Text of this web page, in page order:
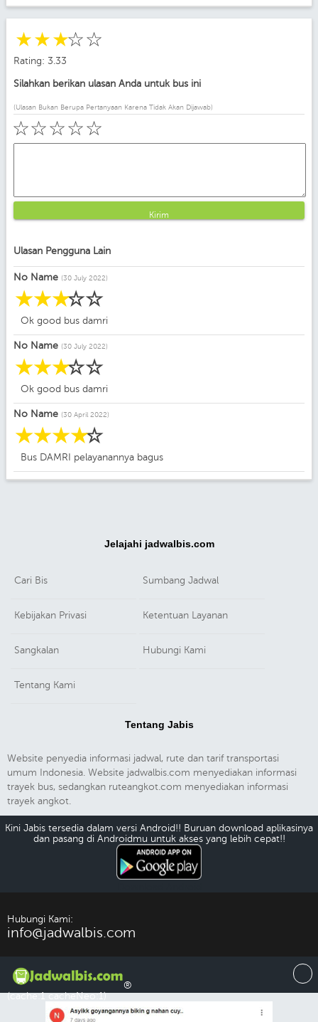
☆
☆
☆
☆
☆
Rating: 3.33
Silahkan berikan ulasan Anda untuk bus ini
(Ulasan Bukan Berupa Pertanyaan Karena Tidak Akan Dijawab)
☆
☆
☆
☆
☆
Kirim
Ulasan Pengguna Lain
No Name (30 July 2022)
☆
☆
☆
☆
☆
Ok good bus damri
No Name (30 July 2022)
☆
☆
☆
☆
☆
Ok good bus damri
No Name (30 April 2022)
☆
☆
☆
☆
☆
Bus DAMRI pelayanannya bagus
Jelajahi jadwalbis.com
Cari Bis Sumbang Jadwal
Kebijakan Privasi Ketentuan Layanan
Sangkalan Hubungi Kami
Tentang Kami
Tentang Jabis
Website penyedia informasi jadwal, rute dan tarif transportasi
umum Indonesia. Website jadwalbis.com menyediakan informasi
trayek bus, sedangkan ruteangkot.com menyediakan informasi
trayek angkot.
Kini Jabis tersedia dalam versi Android!! Buruan download aplikasinya
dan pasang di Androidmu untuk akses yang lebih cepat!!
Hubungi Kami:
info@jadwalbis.com
®
(cache:1 cacheNeo:1)